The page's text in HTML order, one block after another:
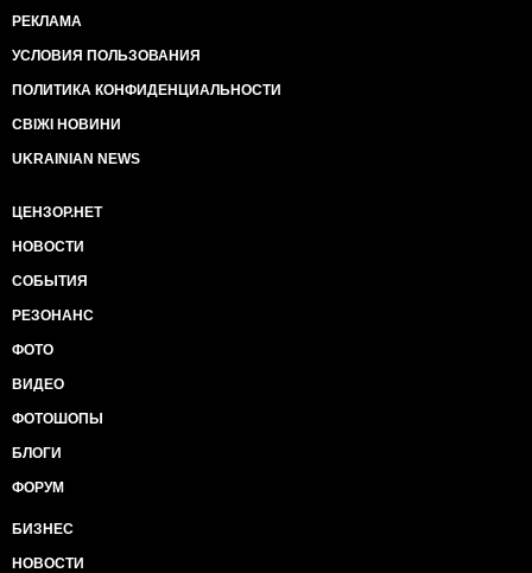
РЕКЛАМА
УСЛОВИЯ ПОЛЬЗОВАНИЯ
ПОЛИТИКА КОНФИДЕНЦИАЛЬНОСТИ
СВІЖІ НОВИНИ
UKRAINIAN NEWS
ЦЕНЗОР.НЕТ
НОВОСТИ
СОБЫТИЯ
РЕЗОНАНС
ФОТО
ВИДЕО
ФОТОШОПЫ
БЛОГИ
ФОРУМ
БИЗНЕС
НОВОСТИ